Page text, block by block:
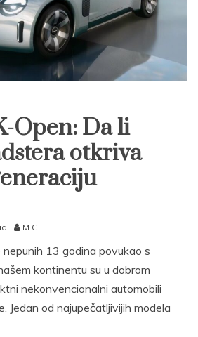
Open: Da li
otkriva
M.G.
13 godina povukao s
kontinentu su u dobrom
nekonvencionalni automobili
Jedan od najupečatljivijih modela